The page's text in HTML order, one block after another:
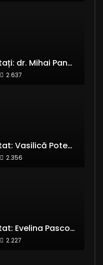
INTERES LOCAL – invitați: dr. Mihai Panaitescu – Manager Teatrul de Artă Deva și Alexandru Grecu
2.637
INTERES LOCAL – invitat: Vasilică Potecă – Senator PNL Hunedoara
2.356
INTERES LOCAL – invitat: Evelina Pasconi – Vicepreședinte Asociația Casa Divină
2.227